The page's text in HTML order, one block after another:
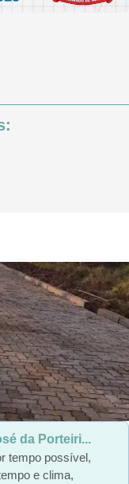
da Porteiri...
tempo possível,
e clima,